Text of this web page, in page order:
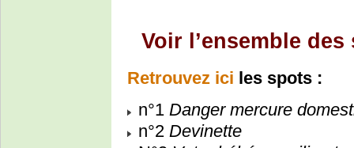
Voir l’ensemble
Retrouvez ici les spots :
n°1 Danger mercure
n°2 Devinette